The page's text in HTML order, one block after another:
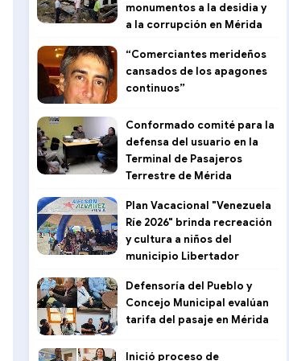
monumentos a la desidia y
a la corrupción en Mérida
“Comerciantes merideños
cansados de los apagones
continuos”
Conformado comité para la
defensa del usuario en la
Terminal de Pasajeros
Terrestre de Mérida
Plan Vacacional "Venezuela
Ríe 2026" brinda recreación
y cultura a niños del
municipio Libertador
Defensoría del Pueblo y
Concejo Municipal evalúan
tarifa del pasaje en Mérida
Inició proceso de